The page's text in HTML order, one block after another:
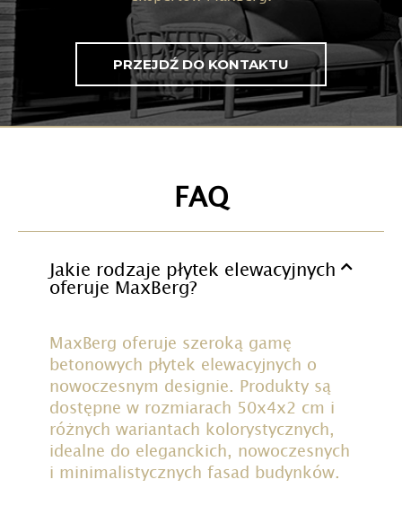
PRZEJDŹ DO KONTAKTU
FAQ
Jakie rodzaje płytek elewacyjnych
oferuje MaxBerg?
MaxBerg oferuje szeroką gamę
betonowych płytek elewacyjnych o
nowoczesnym designie. Produkty są
dostępne w rozmiarach 50x4x2 cm i
różnych wariantach kolorystycznych,
idealne do eleganckich, nowoczesnych
i minimalistycznych fasad budynków.